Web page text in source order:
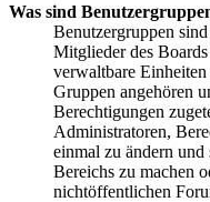
Was sind
Benutzergruppen
Mitglieder des
verwaltbare
Gruppen angehören
Berechtigungen
Administratoren,
einmal zu ändern
Bereichs zu machen
nichtöffentlichen